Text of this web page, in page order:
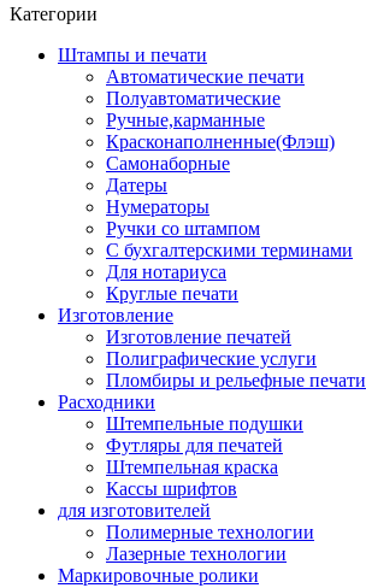
Категории
Штампы и печати
Автоматические печати
Полуавтоматические
Ручные,карманные
Красконаполненные(Флэш)
Самонаборные
Датеры
Нумераторы
Ручки со штампом
С бухгалтерскими терминами
Для нотариуса
Круглые печати
Изготовление
Изготовление печатей
Полиграфические услуги
Пломбиры и рельефные печати
Расходники
Штемпельные подушки
Футляры для печатей
Штемпельная краска
Кассы шрифтов
для изготовителей
Полимерные технологии
Лазерные технологии
Маркировочные ролики